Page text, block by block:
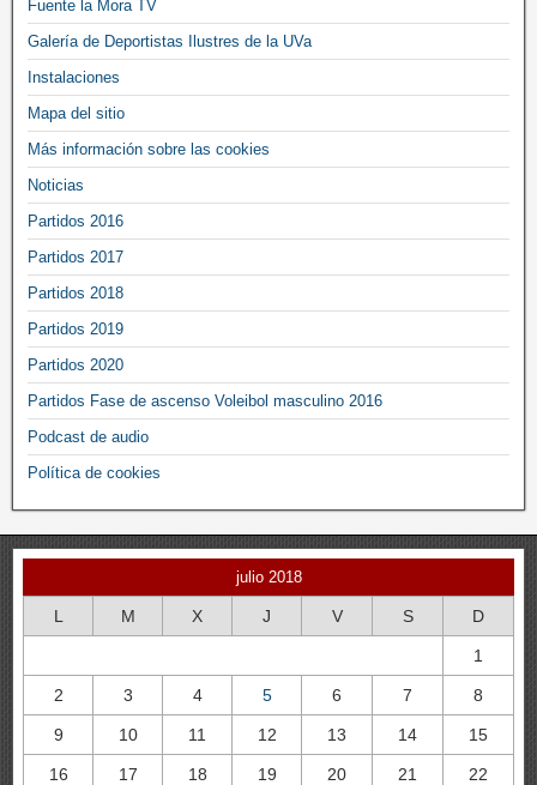
Fuente la Mora TV
Galería de Deportistas Ilustres de la UVa
Instalaciones
Mapa del sitio
Más información sobre las cookies
Noticias
Partidos 2016
Partidos 2017
Partidos 2018
Partidos 2019
Partidos 2020
Partidos Fase de ascenso Voleibol masculino 2016
Podcast de audio
Política de cookies
julio 2018
L M X J V S D
1
2 3 4 5 6 7 8
9 10 11 12 13 14 15
16 17 18 19 20 21 22